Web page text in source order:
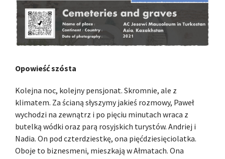
Opowieść szósta
Kolejna noc, kolejny pensjonat. Skromnie, ale z
klimatem. Za ścianą słyszymy jakieś rozmowy, Paweł
wychodzi na zewnątrz i po pięciu minutach wraca z
butelką wódki oraz parą rosyjskich turystów. Andriej i
Nadia. On pod czterdziestkę, ona pięćdziesięciolatka.
Oboje to biznesmeni, mieszkają w Ałmatach. Ona